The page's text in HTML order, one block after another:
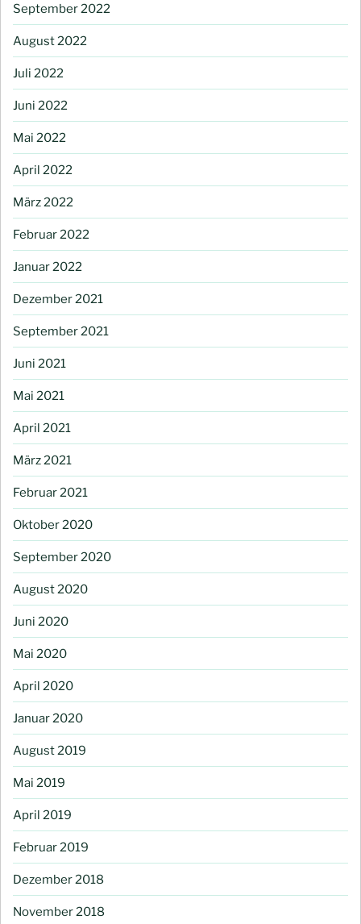
September 2022
August 2022
Juli 2022
Juni 2022
Mai 2022
April 2022
März 2022
Februar 2022
Januar 2022
Dezember 2021
September 2021
Juni 2021
Mai 2021
April 2021
März 2021
Februar 2021
Oktober 2020
September 2020
August 2020
Juni 2020
Mai 2020
April 2020
Januar 2020
August 2019
Mai 2019
April 2019
Februar 2019
Dezember 2018
November 2018